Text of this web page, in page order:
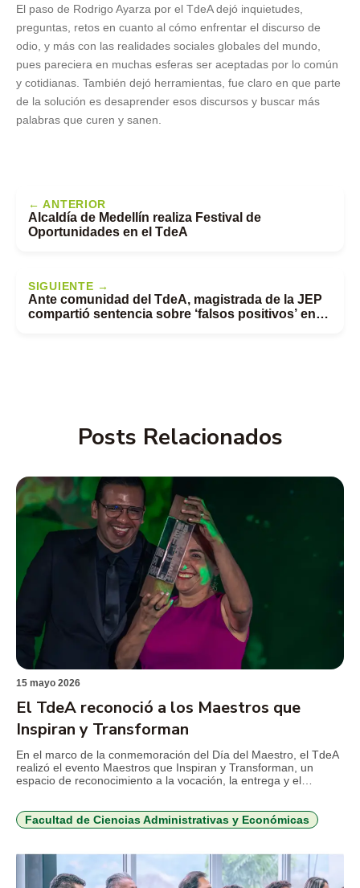
El paso de Rodrigo Ayarza por el TdeA dejó inquietudes,
preguntas, retos en cuanto al cómo enfrentar el discurso de
odio, y más con las realidades sociales globales del mundo,
pues pareciera en muchas esferas ser aceptadas por lo común
y cotidianas. También dejó herramientas, fue claro en que parte
de la solución es desaprender esos discursos y buscar más
palabras que curen y sanen.
← ANTERIOR
Alcaldía de Medellín realiza Festival de
Oportunidades en el TdeA
SIGUIENTE →
Ante comunidad del TdeA, magistrada de la JEP
compartió sentencia sobre ‘falsos positivos’ en
Posts Relacionados
15 mayo 2026
El TdeA reconoció a los Maestros que
Inspiran y Transforman
En el marco de la conmemoración del Día del Maestro, el TdeA
realizó el evento Maestros que Inspiran y Transforman, un
espacio de reconocimiento a la vocación, la entrega y el
territorios. El encuentro, realizado en el […]
Facultad de Ciencias Administrativas y Económicas